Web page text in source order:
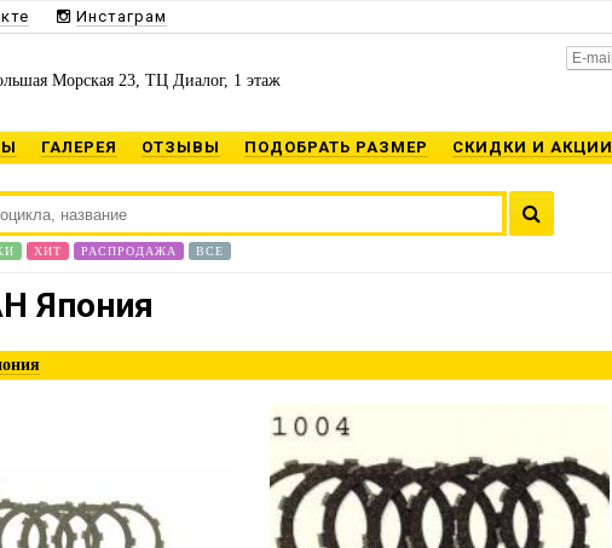
Инстаграм
Морская 23, ТЦ Диалог, 1 этаж
ГАЛЕРЕЯ ОТЗЫВЫ ПОДОБРАТЬ РАЗМЕР СКИДКИ И АКЦИИ
ХИТ РАСПРОДАЖА ВСЕ
Япония